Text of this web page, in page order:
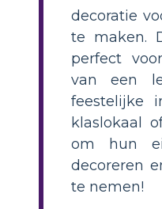
decoratie
te maken.
perfect
van een
feestelijke
klaslokaal
om hun
decoreren
te nemen!